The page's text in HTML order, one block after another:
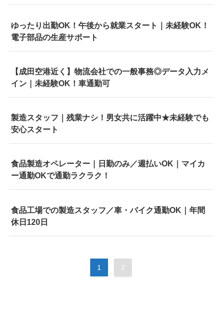
ゆったり出勤OK！午後から就業スタート｜未経験OK！
電子部品の生産サポート
【成田空港近く】物流会社での一般事務◎データ入力メ
イン｜未経験OK！車通勤可
製造スタッフ｜残業ナシ！男女共に活躍中★未経験でも
安心スタート
食品製造オペレーター｜日勤のみ／週払いOK｜マイカ
ー通勤OKで通勤ラクラク！
食品工場での製造スタッフ／車・バイク通勤OK｜年間
休日120日
1 2